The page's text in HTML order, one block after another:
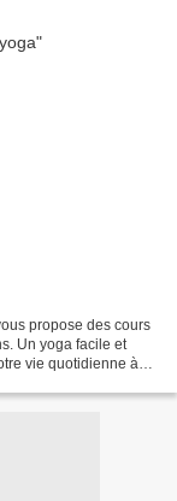
propose des cours
Un yoga facile et
vie quotidienne à